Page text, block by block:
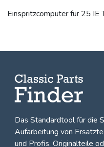
Einspritzcomputer für 25 IE
Das Standardtool für die
Aufarbeitung von
und Profis. Originalteile